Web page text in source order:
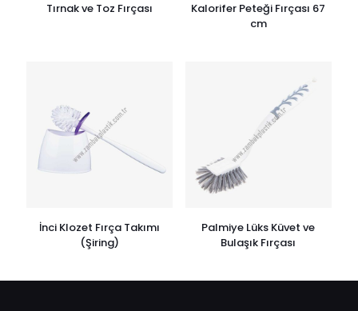
Tırnak ve Toz Fırçası
Kalorifer Peteği Fırçası 67
cm
İnci Klozet Fırça Takımı
(Şiring)
Palmiye Lüks Küvet ve
Bulaşık Fırçası